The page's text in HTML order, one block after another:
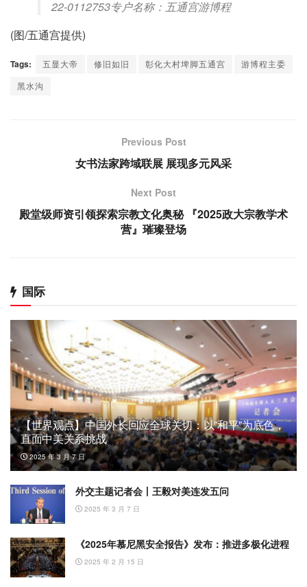
22-0112753专户名称：五通宫游博程
(图/五通宫提供)
Tags: 五显大帝 修旧如旧 彰化大村埤脚五通宫
游博程主委
黑水沟
Previous Post
女书法家跨域联展 展现多元风采
Next Post
殿堂级师资引领探索宗教文化奥秘 『2025政大宗教学术
营』璀璨登场
国际
【世界观点】中国外长回应全球关切：以”和平”为底色，
直面中美关系挑战
2025 年 3 月 7 日
外交主题记者会丨王毅对美连发五问
2025 年 3 月 7 日
《2025年慕尼黑安全报告》发布：推进多极化进程
2025 年 2 月 15 日